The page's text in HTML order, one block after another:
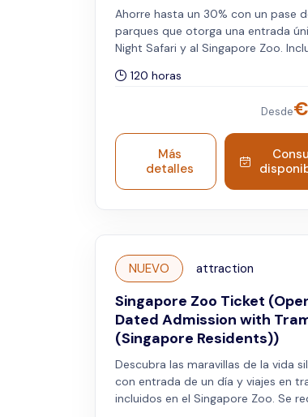
Ahorre hasta un 30% con un pase
parques que otorga una entrada
Night Safari y al Singapore Zoo.
fecha y franja horaria seleccionadas
para el Night Safari, mientras que el
Singapore Zoo puede visitarse
dentro de los cinco días
fecha elegida. Válido para viajeros
internacionales.
120 horas
Desde€
Más
detalles
NUEVO attraction
Singapore Zoo Ticket
Dated Admission with
(Singapore Residents))
Descubra las maravillas de la vida
con entrada de un día y viajes en
incluidos en el Singapore Zoo. Se